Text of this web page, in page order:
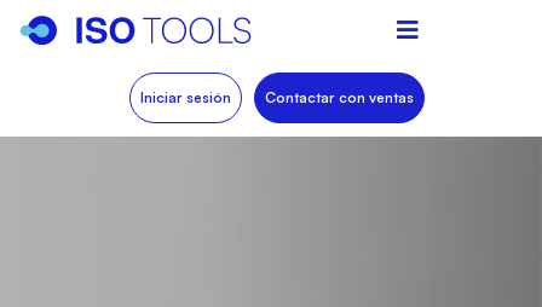
Iniciar sesión Contactar con ventas